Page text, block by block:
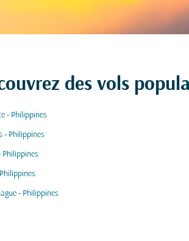
des vols
- Philippines
- Philippines
Philippines
- Philippines